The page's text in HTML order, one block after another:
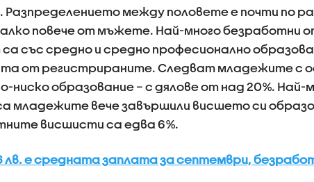
Разпределението между половете е почти по
повече от мъжете. Най-много безработни
със средно и средно професионално
от регистрираните. Следват младежите с
ниско образование – с дялове от над 20%.
младежите вече завършили висшето си
висшисти са едва 6%.
лв. е средната заплата за септември,